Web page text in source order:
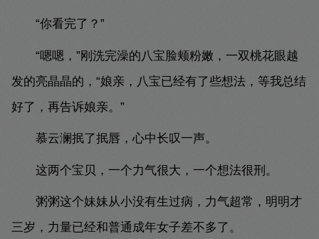
“你看完了？”
“嗯嗯，”刚洗完澡的八宝脸颊粉嫩，一双桃花眼越
发的亮晶晶的，“娘亲，八宝已经有了些想法，等我总结
好了，再告诉娘亲。”
慕云澜抿了抿唇，心中长叹一声。
这两个宝贝，一个力气很大，一个想法很刑。
粥粥这个妹妹从小没有生过病，力气超常，明明才
三岁，力量已经和普通成年女子差不多了。